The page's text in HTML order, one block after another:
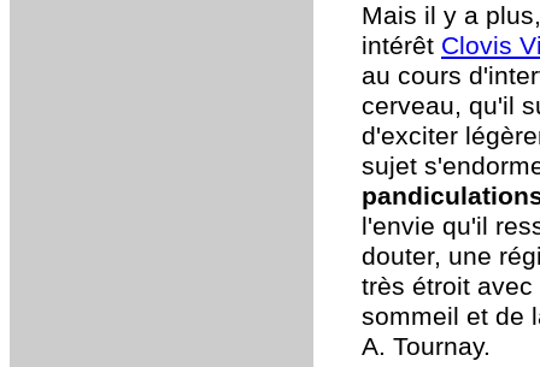
Mais il y a
intérêt Clovis
au cours
cerveau, qu'il
d'exciter
sujet
l'envie qu'il
douter, une
très étroit
sommeil et de
A. Tournay.